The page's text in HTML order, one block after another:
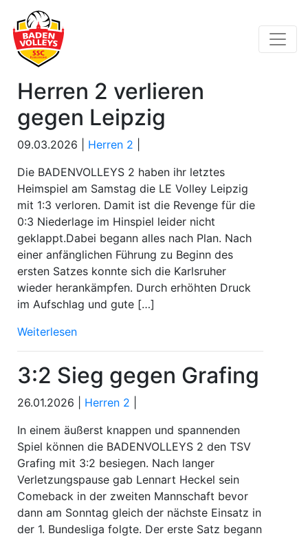
Herren 2 verlieren
gegen Leipzig
09.03.2026 | Herren 2
Die BADENVOLLEYS 2 haben ihr letztes
Heimspiel am Samstag die LE Volley Leipzig
mit 1:3 verloren. Damit ist die Revenge für die
0:3 Niederlage im Hinspiel leider nicht
geklappt.Dabei begann alles nach Plan. Nach
einer anfänglichen Führung zu Beginn des
ersten Satzes konnte sich die Karlsruher
wieder herankämpfen. Durch erhöhten Druck
im Aufschlag und gute […]
Weiterlesen
3:2 Sieg gegen Grafing
26.01.2026 | Herren 2
In einem äußerst knappen und spannenden
Spiel können die BADENVOLLEYS 2 den TSV
Grafing mit 3:2 besiegen. Nach langer
Verletzungspause gab Lennart Heckel sein
Comeback in der zweiten Mannschaft bevor
dann am Sonntag gleich der nächste Einsatz in
der 1. Bundesliga folgte. Der erste Satz begann